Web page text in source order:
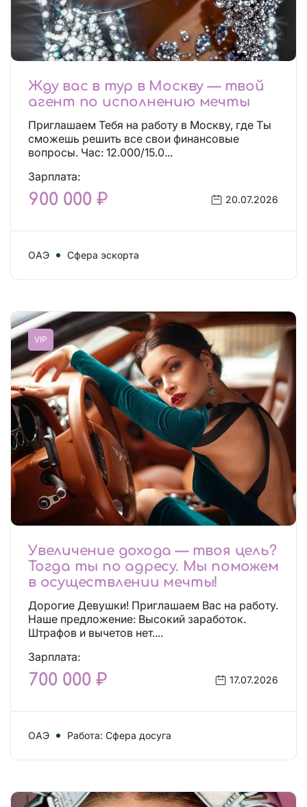
Жду вас в тур в Москву — твой
агент по исполнению мечты
Приглашаем Тебя на работу в Москву, где Ты
сможешь решить все свои финансовые
вопросы. Час: 12.000/15.0...
Зарплата:
900 000 ₽ 20.07.2026
ОАЭ Сфера эскорта
VIP
Увеличение дохода — твоя цель?
Тогда ты по адресу. Мы поможем
в осуществлении мечты!
Дорогие Девушки! Приглашаем Вас на работу.
Наше предложение: Высокий заработок.
Штрафов и вычетов нет....
Зарплата:
700 000 ₽ 17.07.2026
ОАЭ Работа: Сфера досуга